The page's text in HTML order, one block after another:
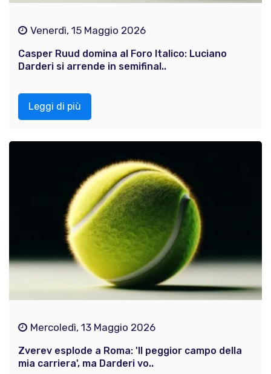
Venerdì, 15 Maggio 2026
Casper Ruud domina al Foro Italico: Luciano
Darderi si arrende in semifinal..
Leggi di più
Mercoledì, 13 Maggio 2026
Zverev esplode a Roma: 'Il peggior campo della
mia carriera', ma Darderi vo..